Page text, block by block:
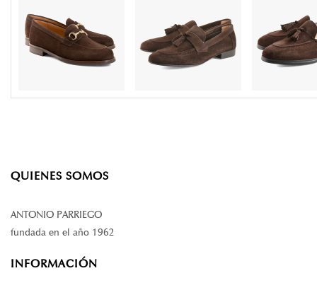
QUIENES SOMOS
ANTONIO PARRIEGO
fundada en el año 1962
INFORMACIÓN